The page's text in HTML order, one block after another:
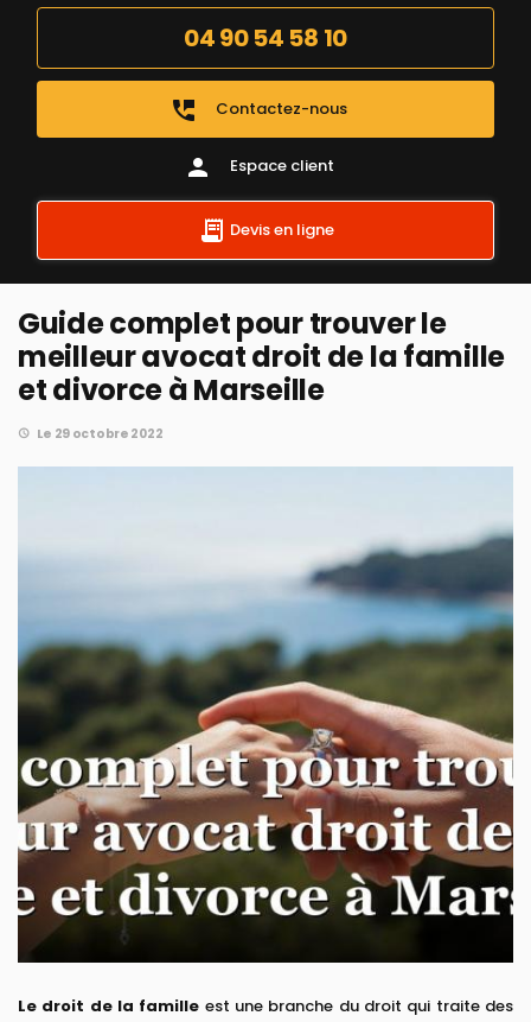
04 90 54 58 10
perm_phone_msg Contactez-nous
person Espace client
Devis en ligne
Guide complet pour trouver le
meilleur avocat droit de la famille
et divorce à Marseille
Le 29 octobre 2022
Le droit de la famille est une branche du droit qui traite des